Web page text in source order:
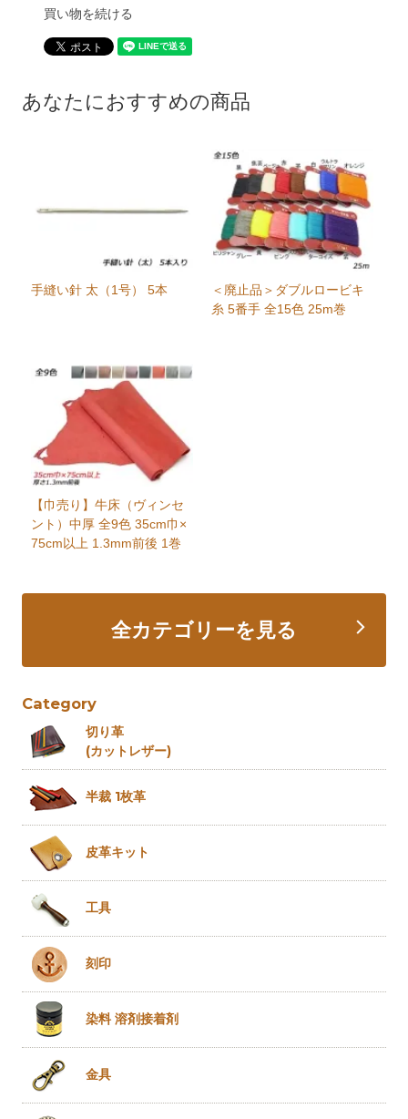
買い物を続ける
あなたにおすすめの商品
手縫い針 太（1号） 5本
＜廃止品＞ダブルロービキ
糸 5番手 全15色 25m巻
【巾売り】牛床（ヴィンセ
ント）中厚 全9色 35cm巾×
75cm以上 1.3mm前後 1巻
全カテゴリーを見る
Category
切り革
(カットレザー)
半裁 1枚革
皮革キット
工具
刻印
染料 溶剤接着剤
金具